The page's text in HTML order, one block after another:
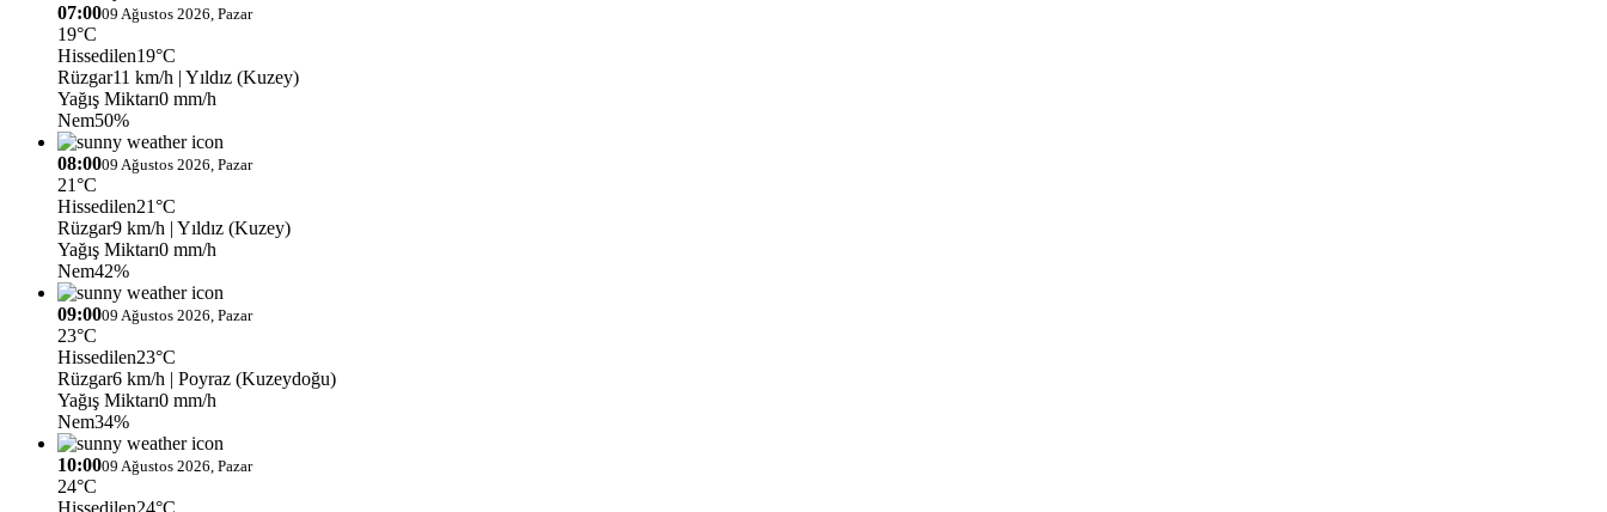
07:0009 Ağustos 2026, Pazar
19°C
Hissedilen19°C
Rüzgar11 km/h | Yıldız (Kuzey)
Yağış Miktarı0 mm/h
Nem50%
08:0009 Ağustos 2026, Pazar
21°C
Hissedilen21°C
Rüzgar9 km/h | Yıldız (Kuzey)
Yağış Miktarı0 mm/h
Nem42%
09:0009 Ağustos 2026, Pazar
23°C
Hissedilen23°C
Rüzgar6 km/h | Poyraz (Kuzeydoğu)
Yağış Miktarı0 mm/h
Nem34%
10:0009 Ağustos 2026, Pazar
24°C
Hissedilen24°C